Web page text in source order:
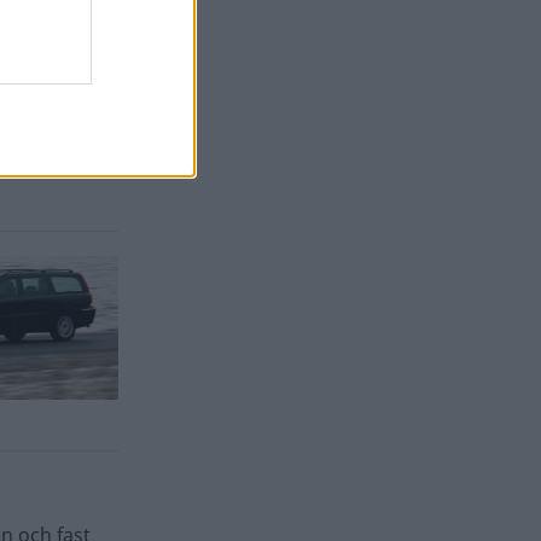
och fast